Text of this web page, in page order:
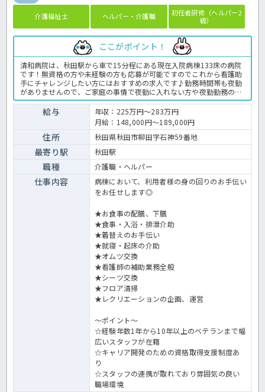
介護福祉士 ヘルパー・介護職
初任者研修（ヘルパー2
級）
ここがポイント！
清和病院は、秋田駅から車で15分程にある現在入院病棟133床の病院
です！無資格の方や未経験の方も応募が可能ですのでこれから看護助
手にチャレンジしたい方にはおすすめの求人です♪勤務時間帯も夜勤
がありませんので、ご家庭の事情で夜勤に入れない方や夜勤勤務の経
験がない方も応募が可能です♪賞与も3.6ヶ月分出ますので働くモチ
ベーションになるのもおすすめのポイントです♪気になる方はお気軽
にほっ介護までお問い合わせください！病院での介護業務全般です。
＜介護職 正職員 病院の求人＞
給与
年収：225万円～283万円
月給：148,000円～189,000円
住所 秋田県秋田市柳田字石神59番地
最寄り駅 秋田駅
職種 介護職・ヘルパー
仕事内容
病棟において、利用者様の身の回りのお手伝い
をお任せします◎
★お食事の配膳、下膳
★食事・入浴・排泄介助
★着替えのお手伝い
★就寝・起床の介助
★オムツ交換
★看護師の補助業務全般
★シーツ交換
★フロア清掃
★レクリエーションの企画、運営
～ポイント～
☆経験年数1年から10年以上のベテランまで幅
広いスタッフが在籍
☆キャリア開発のための資格取得支援制度あ
り
☆スタッフの連携が取れており雰囲気の良い
職場環境